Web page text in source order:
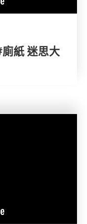
廁紙 迷思大